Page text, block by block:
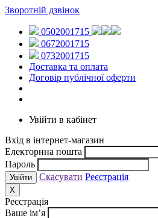
Зворотній дзвінок
0502001715
0672001715
0732001715
Доставка та оплата
Договір публічної оферти
Увійти в кабінет
Вхід в інтернет-магазин
Електорнна пошта
Пароль
Скасувати Реєстрація
X
Реєстрація
Ваше ім’я